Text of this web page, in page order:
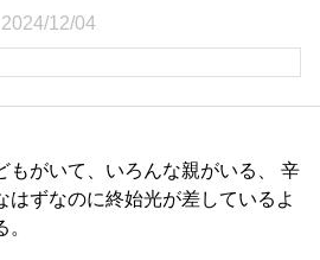
2024/12/04
がいて、いろんな親がいる、 辛
はずなのに終始光が差しているよ